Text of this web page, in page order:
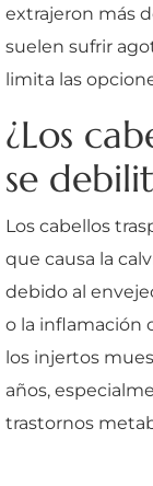
extrajeron más
suelen sufrir
limita las
¿Los
se
Los cabellos
que causa la
debido al
o la inflamación
los injertos
años,
trastornos